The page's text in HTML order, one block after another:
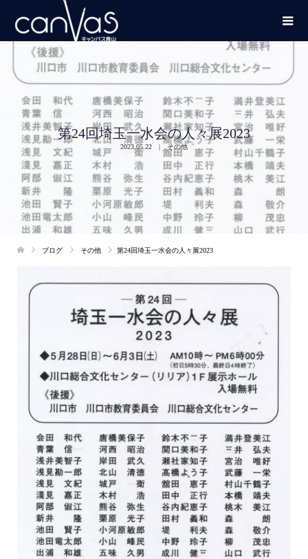
第24回埼玉一水会の人々展2023
2023.05.22 その他
ブログ その他 第24回埼玉一水会の人々展2023